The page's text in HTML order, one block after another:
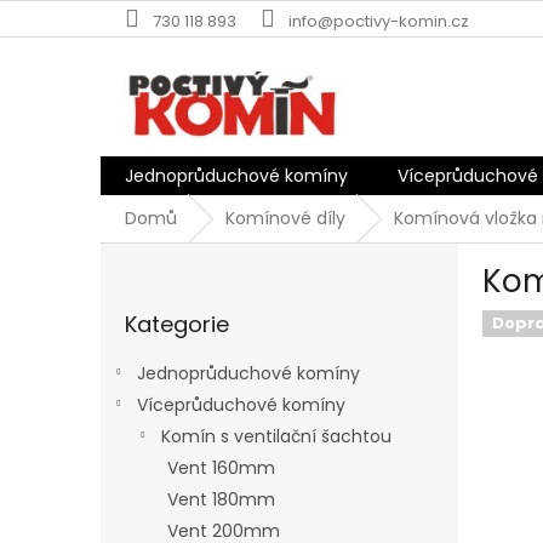
na
730 118 893 info@poctivy-komin.cz
Jednoprůduchové komíny
Domů
Komínové díly Komínová
kategorie
Kategorie
Jednoprůduchové komíny
Víceprůduchové komíny
Komín s ventilační šachtou
Vent 160mm
Vent 180mm
Vent 200mm